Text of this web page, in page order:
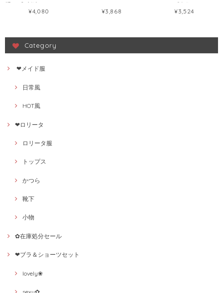
透け感 刺繍 セクシーラ
ンジェリー45432205
¥4,080
セクシーランジェリー
¥3,868
トアウト制服 ランジェ
リーセット102539988
¥3,524
Category
❤メイド服
日常風
HOT風
❤ロリータ
ロリータ服
トップス
かつら
靴下
小物
✿在庫処分セール
❤ブラ＆ショーツセット
lovely❀